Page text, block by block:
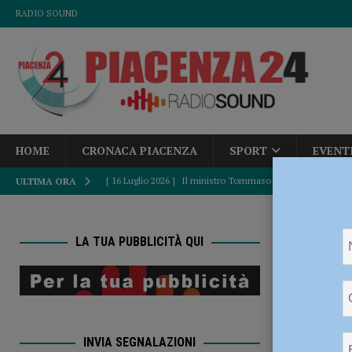
RADIO SOUND
HOME CRONACA PIACENZA SPORT
ULTIMA ORA [ 16 Luglio 2026 ] Il ministro Tommaso Foti: “Per la
Guardia di finanza, il tenente Andreea
[ 17 Luglio 2026 ] Un altro colpo per il Fiorenzuola: preso
[ 17 Luglio 2026 ] Volley – Gas Sales Piacenza, debutto
[ 17 Luglio 2026 ] Strisce blu, il Comune abbassa le
LA TUA PUBBLICITÀ QUI
INVIA SEGNALAZIONI